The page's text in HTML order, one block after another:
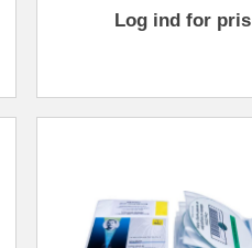
Log ind for pris